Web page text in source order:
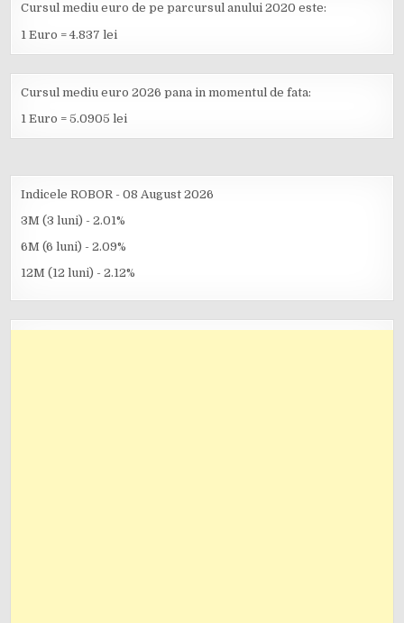
Cursul mediu euro de pe parcursul anului 2020 este:
1 Euro = 4.837 lei
Cursul mediu euro 2026 pana in momentul de fata:
1 Euro = 5.0905 lei
Indicele ROBOR - 08 August 2026
3M (3 luni) - 2.01%
6M (6 luni) - 2.09%
12M (12 luni) - 2.12%